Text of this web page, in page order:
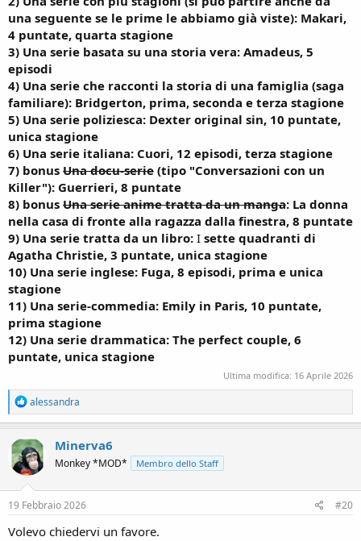
una seguente se le prime le abbiamo già viste): Makari,
4 puntate, quarta stagione
3) Una serie basata su una storia vera: Amadeus, 5
episodi
4) Una serie che racconti la storia di una famiglia (saga
familiare): Bridgerton, prima, seconda e terza stagione
5) Una serie poliziesca: Dexter original sin, 10 puntate,
unica stagione
6) Una serie italiana: Cuori, 12 episodi, terza stagione
7) bonus Una docu-serie (tipo "Conversazioni con un
Killer"): Guerrieri, 8 puntate
8) bonus Una serie anime tratta da un manga: La donna
nella casa di fronte alla ragazza dalla finestra, 8 puntate
9) Una serie tratta da un libro: I sette quadranti di
Agatha Christie, 3 puntate, unica stagione
10) Una serie inglese: Fuga, 8 episodi, prima e unica
stagione
11) Una serie-commedia: Emily in Paris, 10 puntate,
prima stagione
12) Una serie drammatica: The perfect couple, 6
puntate, unica stagione
Ultima modifica: 16 Aprile 2026
R
e
a
c
t
i
o
n
s
alessandra
Minerva6
Monkey *MOD* Membro dello Staff
19 Febbraio 2026 #20
Volevo chiedervi un favore.